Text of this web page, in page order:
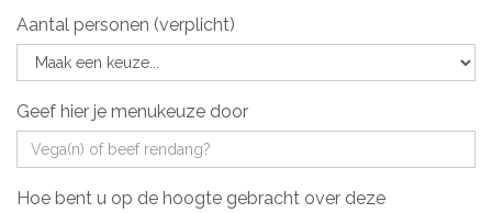
Aantal personen (verplicht)
Geef hier je menukeuze door
Hoe bent u op de hoogte gebracht over deze